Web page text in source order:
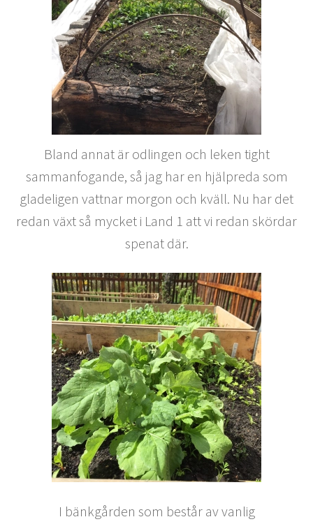
Bland annat är odlingen och leken tight
sammanfogande, så jag har en hjälpreda som
gladeligen vattnar morgon och kväll. Nu har det
redan växt så mycket i Land 1 att vi redan skördar
spenat där.
I bänkgården som består av vanlig